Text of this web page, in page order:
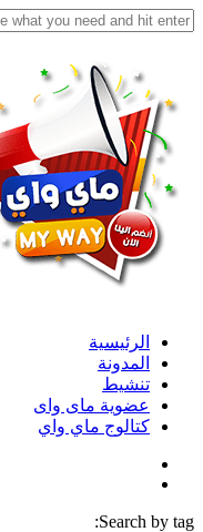
الرئيسية
المدونة
تنشيط
عضوية ماى واى
كتالوج ماي واي
Search by tag: